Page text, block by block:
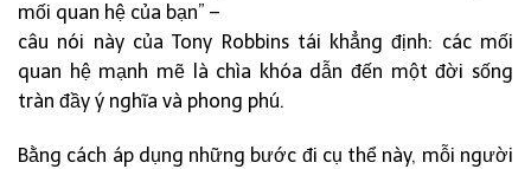
mối quan hệ của bạn” –
câu nói này của Tony Robbins tái khẳng định: các mối
quan hệ mạnh mẽ là chìa khóa dẫn đến một đời sống
tràn đầy ý nghĩa và phong phú.
Bằng cách áp dụng những bước đi cụ thể này, mỗi người